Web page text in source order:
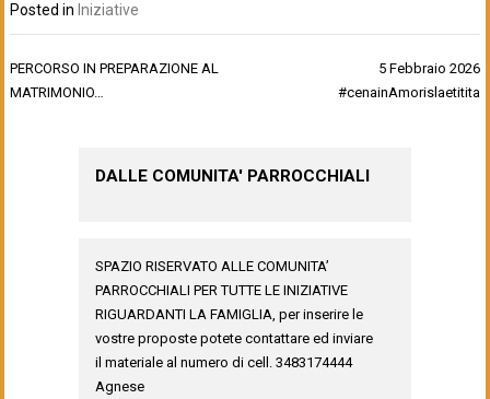
Posted in Iniziative
Navigazione
articoli
PERCORSO IN PREPARAZIONE AL
MATRIMONIO…
5 Febbraio 2026
#cenainAmorislaetitita
DALLE COMUNITA' PARROCCHIALI
SPAZIO RISERVATO ALLE COMUNITA’
PARROCCHIALI PER TUTTE LE INIZIATIVE
RIGUARDANTI LA FAMIGLIA, per inserire le
vostre proposte potete contattare ed inviare
il materiale al numero di cell. 3483174444
Agnese